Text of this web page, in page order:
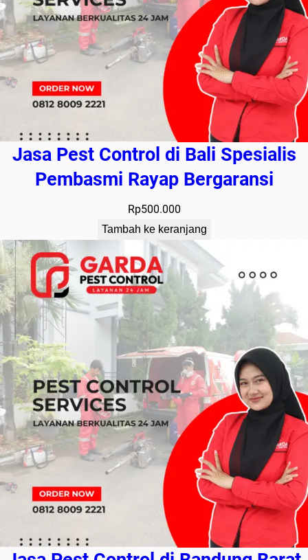
Jasa Pest Control di Bali Spesialis
Pembasmi Rayap Bergaransi
Rp500.000
Tambah ke keranjang